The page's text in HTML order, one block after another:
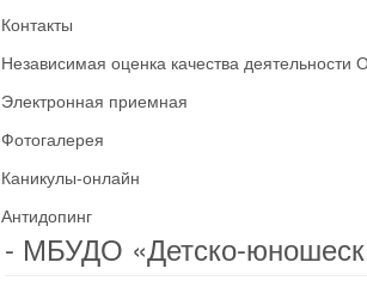
Контакты
Независимая оценка качества деятельности
Электронная приемная
Фотогалерея
Каникулы-онлайн
Антидопинг
- МБУДО «Детско-